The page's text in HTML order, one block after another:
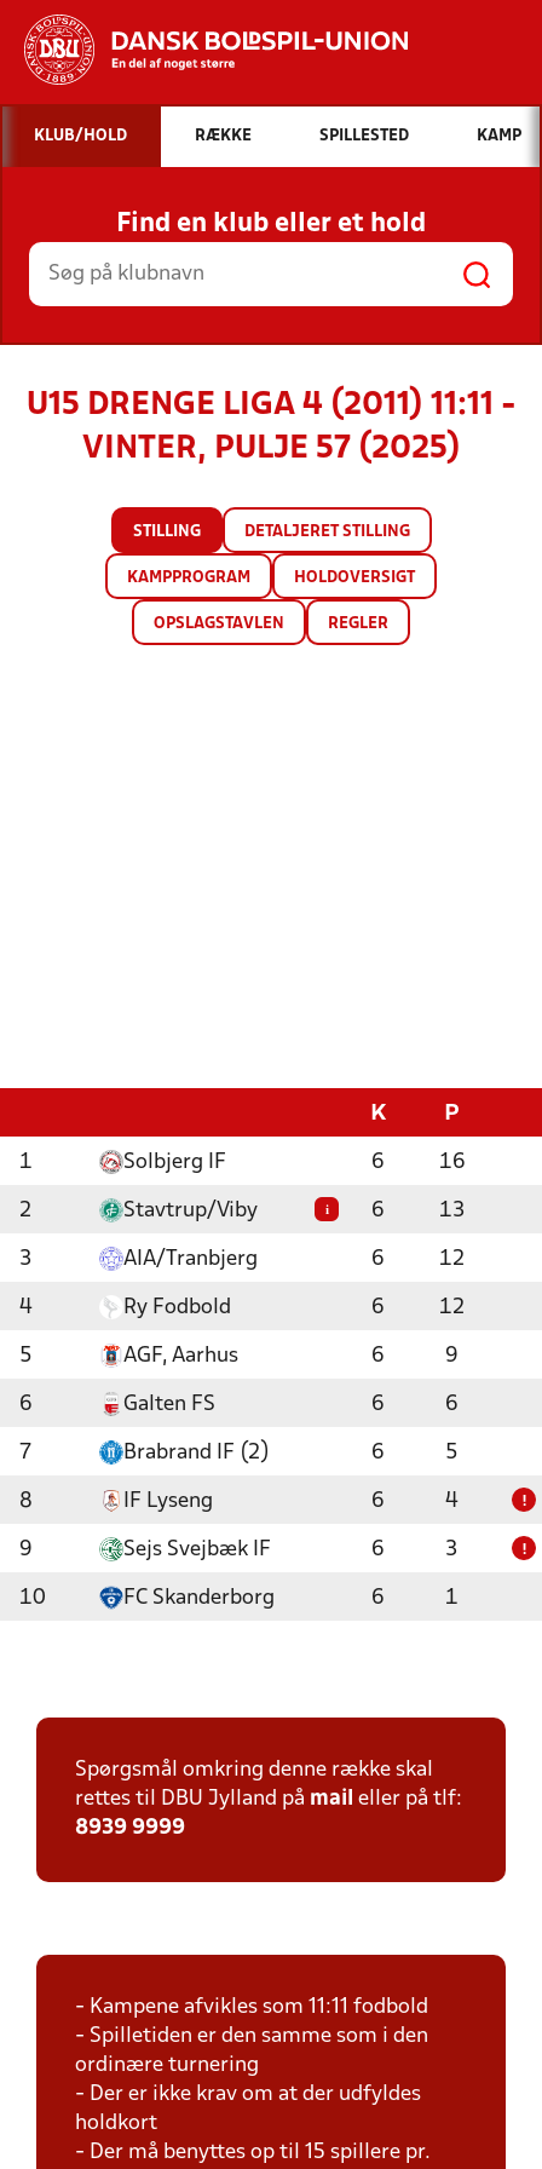
Hvad vil du søge efter?
INDHOLD OG NYHEDER
STILLINGER, RESULTATER, KLUBBER OG
HOLD
KLUB/HOLD RÆKKE SPILLESTED KAMP
Find en klub eller et hold
U15 DRENGE LIGA 4 (2011) 11:11 -
VINTER, PULJE 57 (2025)
STILLING DETALJERET STILLING
KAMPPROGRAM HOLDOVERSIGT
OPSLAGSTAVLEN REGLER
K P
1 Solbjerg IF 6 16
2 Stavtrup/Viby i 6 13
3 AIA/Tranbjerg 6 12
4 Ry Fodbold 6 12
5 AGF, Aarhus 6 9
6 Galten FS 6 6
7 Brabrand IF (2) 6 5
8 IF Lyseng 6 4 !
9 Sejs Svejbæk IF 6 3 !
10 FC Skanderborg 6 1
Spørgsmål omkring denne række skal
rettes til DBU Jylland på mail eller på tlf:
8939 9999
- Kampene afvikles som 11:11 fodbold
- Spilletiden er den samme som i den
ordinære turnering
- Der er ikke krav om at der udfyldes
holdkort
- Der må benyttes op til 15 spillere pr.